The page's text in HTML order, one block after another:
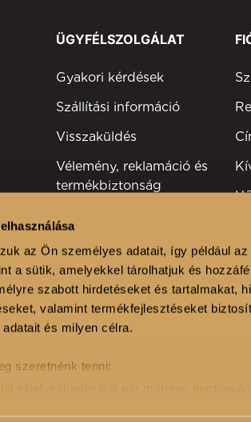
az Ön személyes adatait, így például
a sütik, amelyekkel tárolhatjuk és
szabott hirdetéseket és tartalmakat,
valamint termékfejlesztéseket
és milyen célra.
szeretnénk tenni:
ÜGYFÉLSZOLGÁLAT
Gyakori kérdések
Szállítási információ
Visszaküldés
Vélemény, reklamáció és
termékbiztonság